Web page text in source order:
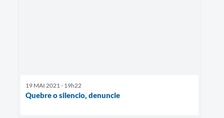
19 MAI 2021 - 19h22
Quebre o silencio, denuncie